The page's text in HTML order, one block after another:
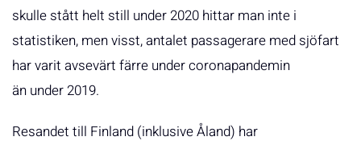
skulle stått helt still under 2020 hittar man inte i
statistiken, men visst, antalet passagerare med sjöfart
har varit avsevärt färre under coronapandemin
än under 2019.
Resandet till Finland (inklusive Åland) har